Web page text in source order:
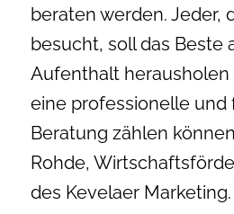
beraten werden. Jeder,
besucht, soll das Beste
Aufenthalt herausholen
eine professionelle und
Beratung zählen
Rohde,
des Kevelaer Marketing.